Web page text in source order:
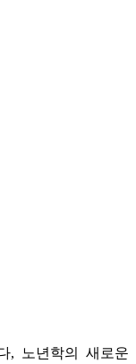
, 노년학의 새로운